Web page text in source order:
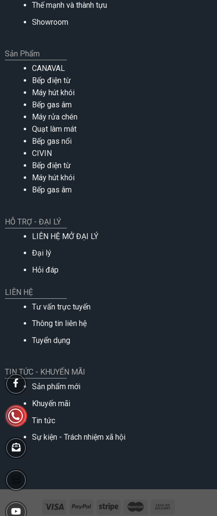
Thế mạnh và thành tựu
Showroom
Sản Phẩm
CANAVAL
Bếp điện từ
Máy hút khói
Bếp gas âm
Máy rửa chén
Quạt làm mát
Bếp gas nổi
CIVIN
Bếp điện từ
Máy hút khói
Bếp gas âm
HỖ TRỢ - ĐẠI LÝ
LIÊN HỆ MỞ ĐẠI LÝ
Đại lý
Hỏi đáp
LIÊN HỆ
Tư vấn trực tuyến
Thông tin liên hệ
Tuyển dụng
TIN TỨC - KHUYẾN MÃI
Sản phẩm mới
Khuyến mãi
Tin tức
Sự kiện - Trách nhiệm xã hội